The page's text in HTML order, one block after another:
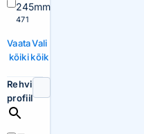
245mm
471
Vaata
kõiki
Vali
kõik
Rehvi
profiil